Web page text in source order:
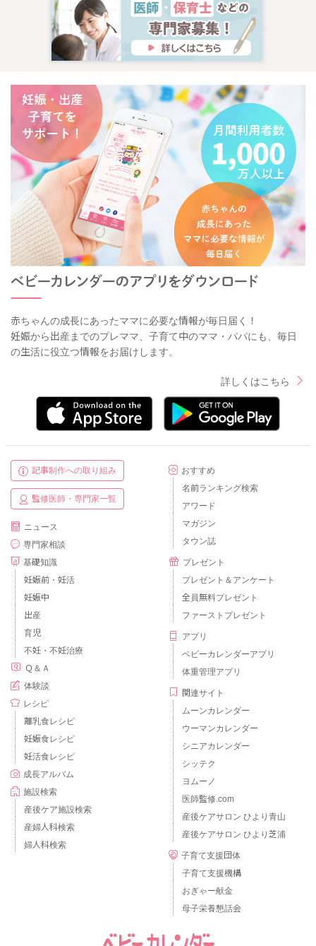
赤ちゃんの成長にあったママに必要な情報が毎日届く！
妊娠から出産までのプレママ、子育て中のママ・パパにも、毎日
の生活に役立つ情報をお届けします。
詳しくはこちら
記事制作への取り組み
監修医師・専門家一覧
ニュース
専門家相談
基礎知識
妊娠前・妊活
妊娠中
出産
育児
不妊・不妊治療
Ｑ＆Ａ
体験談
レシピ
離乳食レシピ
妊娠食レシピ
妊活食レシピ
成長アルバム
施設検索
産後ケア施設検索
産婦人科検索
婦人科検索
おすすめ
名前ランキング検索
アワード
マガジン
タウン誌
プレゼント
プレゼント＆アンケート
全員無料プレゼント
ファーストプレゼント
アプリ
ベビーカレンダーアプリ
体重管理アプリ
関連サイト
ムーンカレンダー
ウーマンカレンダー
シニアカレンダー
シッテク
ヨムーノ
医師監修.com
産後ケアサロン ひより青山
産後ケアサロン ひより芝浦
子育て支援団体
子育て支援機構
おぎゃー献金
母子栄養懇話会